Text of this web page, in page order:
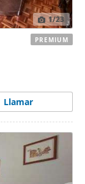
1/23
Llamar
PREMIUM